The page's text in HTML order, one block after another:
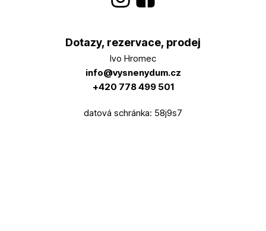
Dotazy, rezervace, prodej
Ivo Hromec
info@vysnenydum.cz
+420 778 499 501
datová schránka: 58j9s7